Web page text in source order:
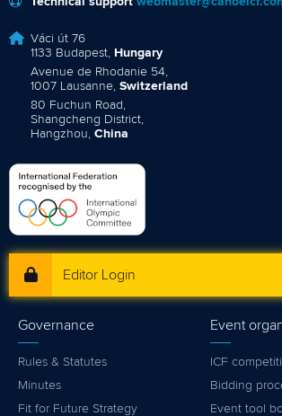
Váci út 76
1133 Budapest, Hungary
Avenue de Rhodanie 54,
1007 Lausanne, Switzerland
80 Fuchun Road,
Shangcheng District,
Hangzhou, China
Editor Login
Governance
Rules & Statutes
Minutes
Fit for Future Strategy
Event
ICF
Bidding
Event tool